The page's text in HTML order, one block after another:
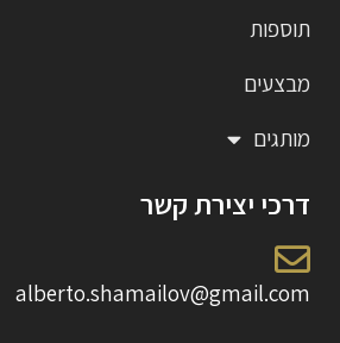
תוספות
מבצעים
מותגים
דרכי יצירת קשר
alberto.shamailov@gmail.com